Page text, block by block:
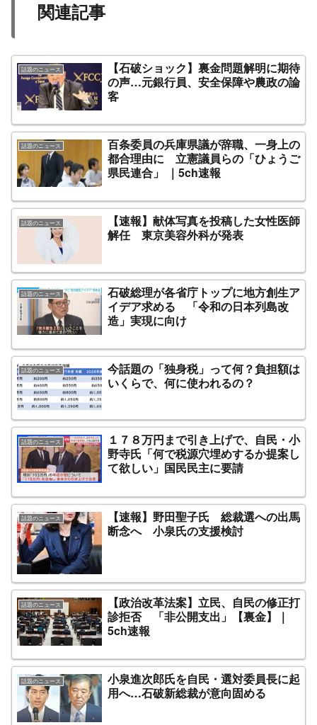
関連記事
話題のニュース
【石破ショック】裏金問題解明に期待
の声…元銀行員、安全保障や農政の論
客
話題のニュース
百条委員の兵庫県議が辞職、一身上の
都合理由に 立憲議員らの「ひょうご
県民連合」 ｜5ch速報
話題のニュース
【速報】献体写真を投稿した女性医師
解任 東京美容外科が発表
話題のニュース
石破総理が各省庁トップに地方創生ア
イデア求める 「令和の日本列島改
造」実現に向け
話題のニュース
今話題の「独身税」って何？負担額は
いくらで、何に使われるの？
話題のニュース
１７８万円まで引き上げで、自民・小
野寺氏「何で税源穴埋めするか提案し
て欲しい」国民民主に要請
話題のニュース
【速報】野田聖子氏 総裁選への出馬
断念へ 小泉氏の支援検討
話題のニュース
【政治改革法案】立民、自民の修正打
診拒否 「非公開支出」【裏金】｜
5ch速報
話題のニュース
小泉進次郎氏を自民・選対委員長に起
用へ…石破新総裁が意向固める